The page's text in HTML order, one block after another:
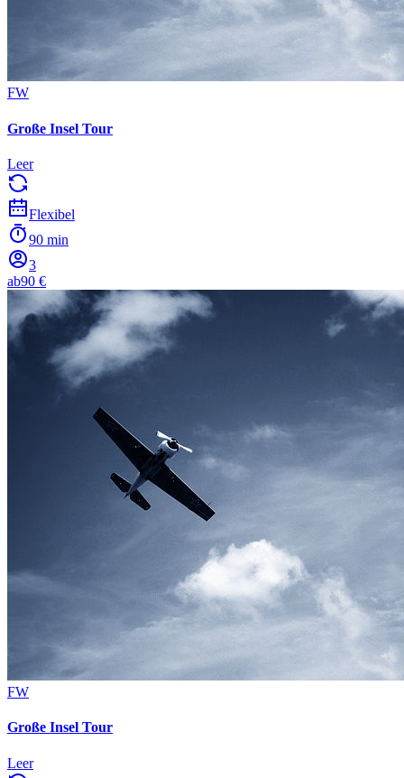
FW
Große Insel Tour
Leer
Flexibel
90 min
3
ab90 €
FW
Große Insel Tour
Leer